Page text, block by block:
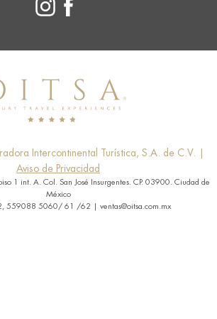
Intercontinental Turística, S.A. de C.V. |
Aviso de Privacidad
1 int. A. Col. San José Insurgentes. CP. 03900. Ciudad de
México
559088 5060/ 61 /62 | ventas@oitsa.com.mx